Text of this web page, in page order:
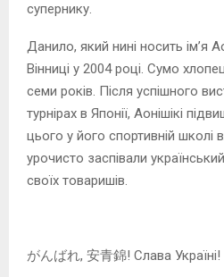
супернику.
Данило, який нині носить ім’я
Вінниці у 2004 році. Сумо
семи років. Після успішного
турнірах в Японії, Аонішікі
цього у його спортивній школі
урочисто заспівали
своїх товаришів.
がんばれ, 安青錦! Слава Україні!